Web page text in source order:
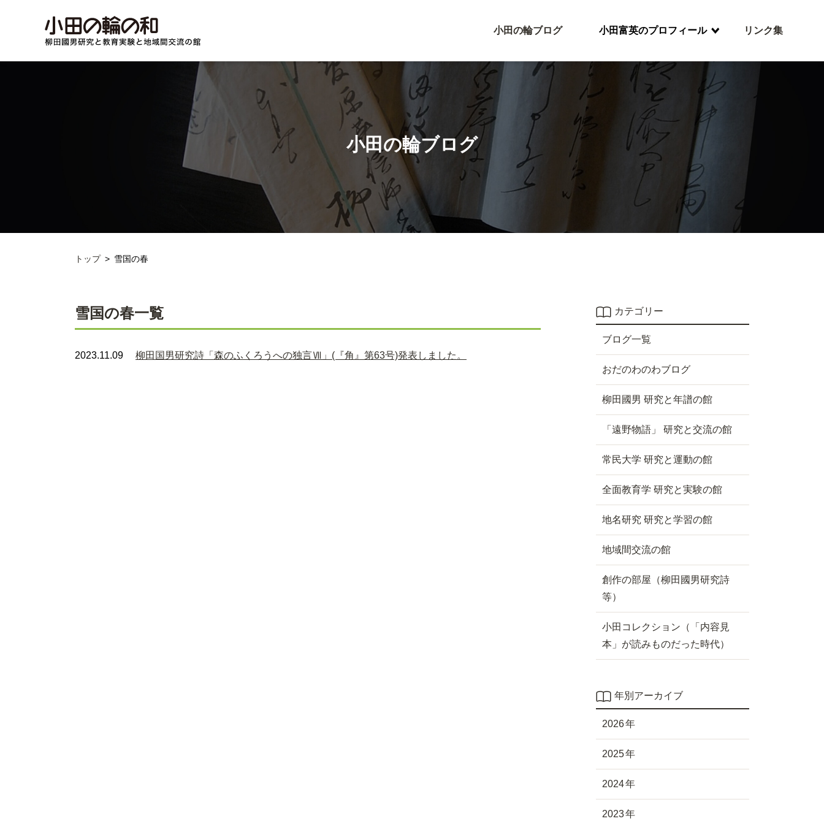
小田の輪ブログ 小田富英のプロフィール リンク集
小田の輪ブログ
トップ 雪国の春
雪国の春一覧
2023.11.09 柳田国男研究詩「森のふくろうへの独言Ⅶ」(『角』第63号)発表しました。
カテゴリー
ブログ一覧
おだのわのわブログ
柳田國男 研究と年譜の館
「遠野物語」 研究と交流の館
常民大学 研究と運動の館
全面教育学 研究と実験の館
地名研究 研究と学習の館
地域間交流の館
創作の部屋（柳田國男研究詩
等）
小田コレクション（「内容見
本」が読みものだった時代）
年別アーカイブ
2026
2025
2024
2023